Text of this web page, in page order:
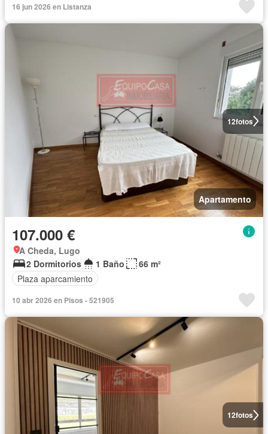
16 jun 2026 en Listanza
12fotos
Apartamento
107.000 €
A Cheda, Lugo
2 Dormitorios
1 Baño
66 m²
Plaza aparcamiento
10 abr 2026 en Pisos - 521905
12fotos